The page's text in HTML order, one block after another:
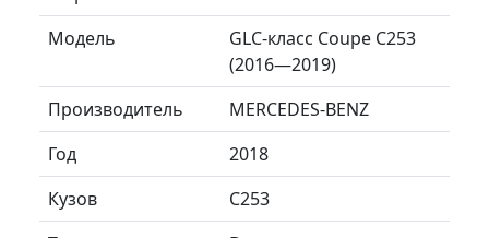
Модель
GLC-класс Coupe C253
(2016—2019)
Производитель
MERCEDES-BENZ
Год
2018
Кузов
C253